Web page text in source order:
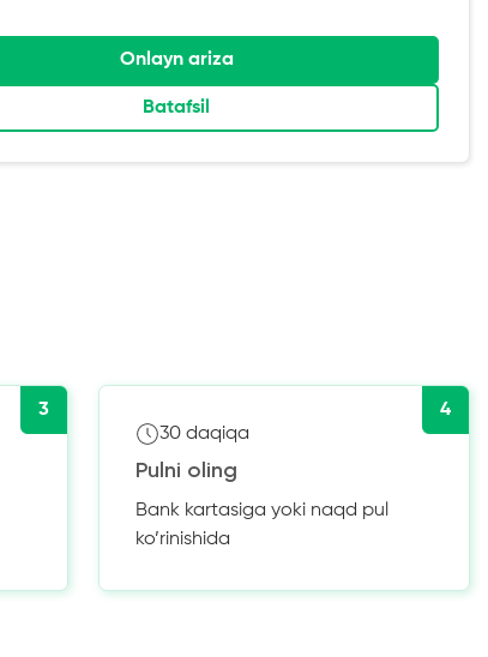
Onlayn ariza
Batafsil
3
4
30 daqiqa
Pulni oling
Bank kartasiga yoki naqd pul
ko’rinishida